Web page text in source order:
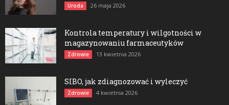
Uroda 26 maja 2026
Kontrola temperatury i wilgotności w
magazynowaniu farmaceutyków
Zdrowie 13 kwietnia 2026
SIBO, jak zdiagnozować i wyleczyć
Zdrowie 4 kwietnia 2026